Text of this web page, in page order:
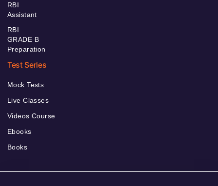
RBI
Assistant
RBI
GRADE B
Preparation
Test Series
Mock Tests
Live Classes
Videos Course
Ebooks
Books